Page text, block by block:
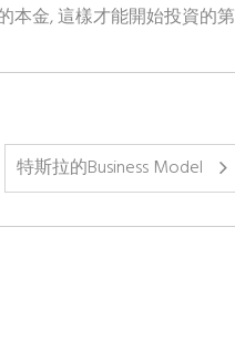
本金, 這樣才能開始投資的第
特斯拉的Business Model